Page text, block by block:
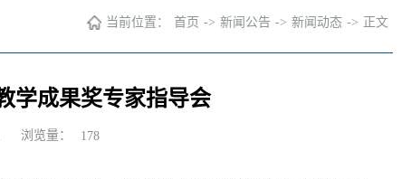
当前位置： 首页 -> 新闻公告 -> 新闻动态 -> 正文
学成果奖专家指导会
浏览量： 178